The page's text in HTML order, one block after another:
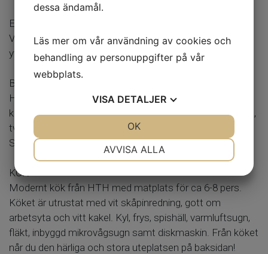
ENTRÉHALL
Välkomnande entréhall med klädavhängning samt
ytterligare förvaring i klädkammare under trappan.
BADRUM
Helkalkat badrum med vitt kakel och mörkgrått
klinkergolv. Duschhörna med vikdörrar, badrumsskåp, wc,
tvättställ samt tvättmaskin och torktumlare från
Siemens.
KÖK
Modernt kök från HTH med matplats för ca 6-8 pers.
Köket är utrustat med vit skåpinredning, gott om
arbetsyta och vitt kakel. Kyl, frys, spishäll, varmluftsugn,
fläkt, inbyggd mikrovågsugn samt diskmaskin. Från köket
når du den härliga och stora uteplatsen på baksidan!
dessa ändamål.
Läs mer om vår användning av cookies och
behandling av personuppgifter på vår
webbplats.
VISA DETALJER
MARKNADSFÖRING STATISTIK
AVVISA ALLA
OK